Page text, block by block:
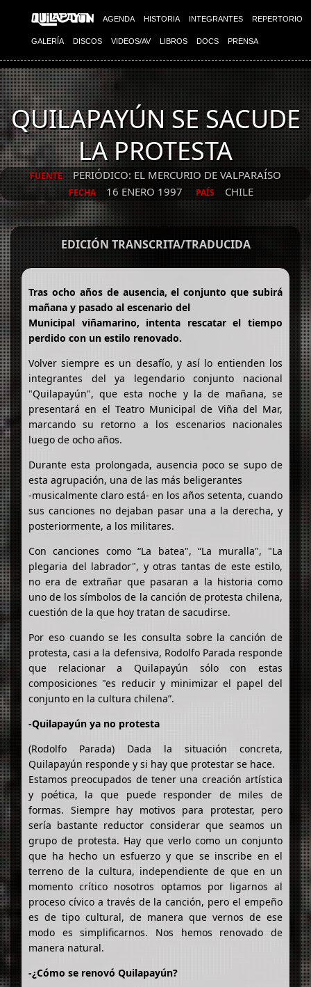
AGENDA HISTORIA INTEGRANTES REPERTORIO
GALERÍA DISCOS VIDEOS/AV LIBROS DOCS PRENSA
QUILAPAYÚN SE SACUDE
LA PROTESTA
FUENTE PERIÓDICO: EL MERCURIO DE VALPARAÍSO
FECHA 16 ENERO 1997 PAÍS CHILE
EDICIÓN TRANSCRITA/TRADUCIDA
Tras ocho años de ausencia, el conjunto que subirá
mañana y pasado al escenario del
Municipal viñamarino, intenta rescatar el tiempo
perdido con un estilo renovado.
Volver siempre es un desafío, y así lo entienden los
integrantes del ya legendario conjunto nacional
"Quilapayún", que esta noche y la de mañana, se
presentará en el Teatro Municipal de Viña del Mar,
marcando su retorno a los escenarios nacionales
luego de ocho años.
Durante esta prolongada, ausencia poco se supo de
esta agrupación, una de las más beligerantes
-musicalmente claro está- en los años setenta, cuando
sus canciones no dejaban pasar una a la derecha, y
posteriormente, a los militares.
Con canciones como “La batea", “La muralla", "La
plegaria del labrador", y otras tantas de este estilo,
no era de extrañar que pasaran a la historia como
uno de los símbolos de la canción de protesta chilena,
cuestión de la que hoy tratan de sacudirse.
Por eso cuando se les consulta sobre la canción de
protesta, casi a la defensiva, Rodolfo Parada responde
que relacionar a Quilapayún sólo con estas
composiciones "es reducir y minimizar el papel del
conjunto en la cultura chilena”.
-Quilapayún ya no protesta
(Rodolfo Parada) Dada la situación concreta,
Quilapayún responde y si hay que protestar se hace.
Estamos preocupados de tener una creación artística
y poética, la que puede responder de miles de
formas. Siempre hay motivos para protestar, pero
sería bastante reductor considerar que seamos un
grupo de protesta. Hay que verlo como un conjunto
que ha hecho un esfuerzo y que se inscribe en el
terreno de la cultura, independiente de que en un
momento crítico nosotros optamos por ligarnos al
proceso cívico a través de la canción, pero el empeño
es de tipo cultural, de manera que vernos de ese
modo es simplificarnos. Nos hemos renovado de
manera natural.
-¿Cómo se renovó Quilapayún?